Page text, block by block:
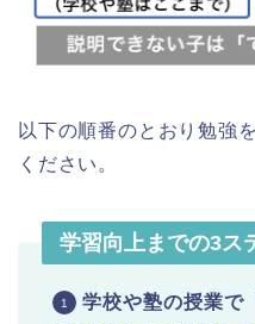
以下の順番のとおり勉強
ください。
学習向上までの3ス
学校や塾の授業で